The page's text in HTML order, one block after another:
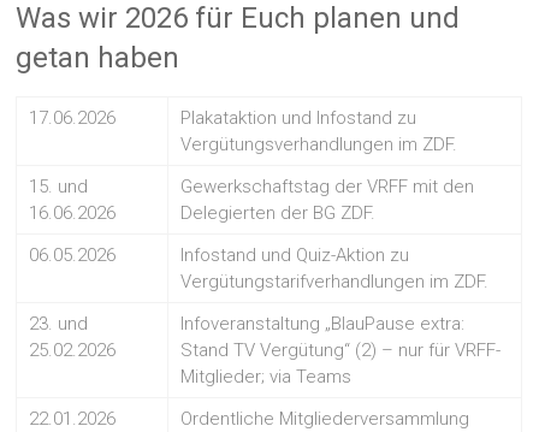
Was wir 2026 für Euch planen und
getan haben
17.06.2026
Plakataktion und Infostand zu
Vergütungsverhandlungen im ZDF.
15. und
16.06.2026
Gewerkschaftstag der VRFF mit den
Delegierten der BG ZDF.
06.05.2026
Infostand und Quiz-Aktion zu
Vergütungstarifverhandlungen im ZDF.
23. und
25.02.2026
Infoveranstaltung „BlauPause extra:
Stand TV Vergütung“ (2) – nur für VRFF-
Mitglieder; via Teams
22.01.2026
Ordentliche Mitgliederversammlung